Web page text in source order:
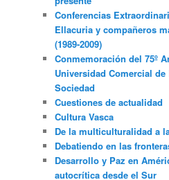
Conferencias
Ellacuria y compañeros
(1989-2009)
Conmemoración del 75º
Universidad Comercial
Sociedad
Cuestiones de actualidad
Cultura Vasca
De la multiculturalidad a
Debatiendo en las
Desarrollo y Paz en
autocrítica desde el Sur